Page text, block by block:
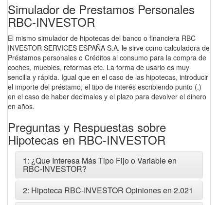
Simulador de Prestamos Personales
RBC-INVESTOR
El mismo simulador de hipotecas del banco o financiera RBC
INVESTOR SERVICES ESPAÑA S.A. le sirve como calculadora de
Préstamos personales o Créditos al consumo para la compra de
coches, muebles, reformas etc. La forma de usarlo es muy
sencilla y rápida. Igual que en el caso de las hipotecas, introducir
el importe del préstamo, el tipo de interés escribiendo punto (.)
en el caso de haber decimales y el plazo para devolver el dinero
en años.
Preguntas y Respuestas sobre
Hipotecas en RBC-INVESTOR
1: ¿Que Interesa Más Tipo Fijo o Variable en
RBC-INVESTOR?
2: Hipoteca RBC-INVESTOR Opiniones en 2.021